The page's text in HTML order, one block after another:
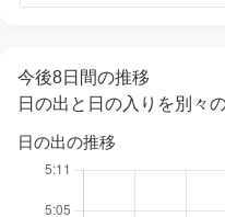
今後8日間の推移
日の出と日の入りを別々
日の出の推移